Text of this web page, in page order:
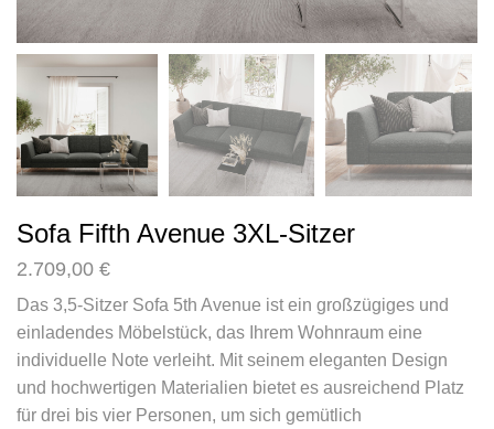
Sofa Fifth Avenue 3XL-Sitzer
2.709,00 €
Das 3,5-Sitzer Sofa 5th Avenue ist ein großzügiges und
einladendes Möbelstück, das Ihrem Wohnraum eine
individuelle Note verleiht. Mit seinem eleganten Design
und hochwertigen Materialien bietet es ausreichend Platz
für drei bis vier Personen, um sich gemütlich